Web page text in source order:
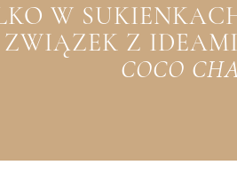
W
Z
COCO